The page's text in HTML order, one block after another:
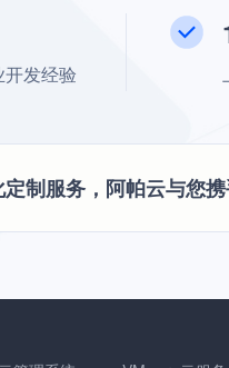
发经验
制服务，阿帕云与您